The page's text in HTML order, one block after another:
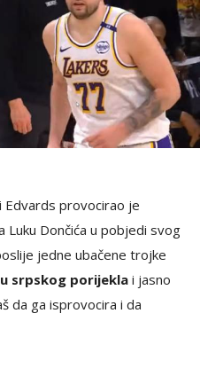
Edvards provocirao je
Luku Dončića u pobjedi svog
jedne ubačene trojke
srpskog porijekla i jasno
da ga isprovocira i da